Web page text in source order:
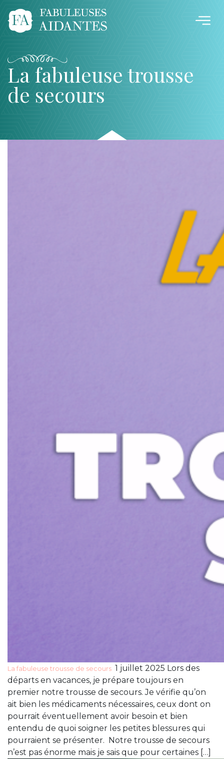
La fabuleuse trousse
de secours
La fabuleuse trousse de secours 1 juillet 2025 Lors des
départs en vacances, je prépare toujours en
premier notre trousse de secours. Je vérifie qu’on
ait bien les médicaments nécessaires, ceux dont on
pourrait éventuellement avoir besoin et bien
entendu de quoi soigner les petites blessures qui
pourraient se présenter. Notre trousse de secours
n’est pas énorme mais je sais que pour certaines […]